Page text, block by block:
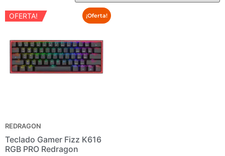
¡Oferta!
OFERTA!
REDRAGON
Teclado Gamer Fizz K616
RGB PRO Redragon